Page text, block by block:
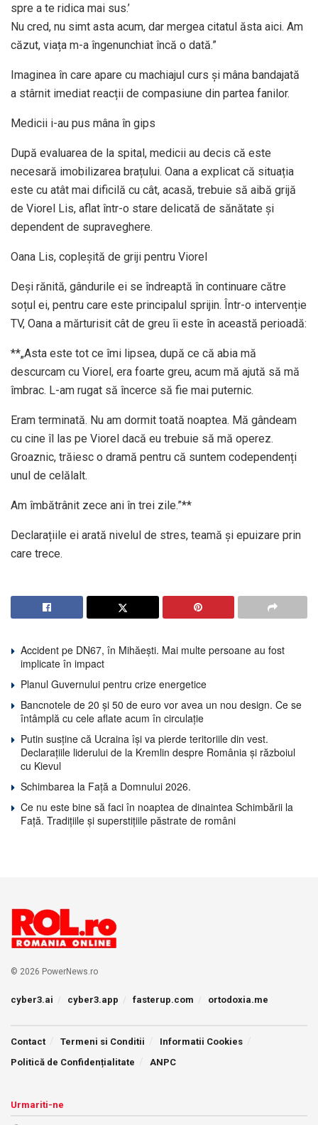
spre a te ridica mai sus.’
Nu cred, nu simt asta acum, dar mergea citatul ăsta aici. Am
căzut, viața m-a îngenunchiat încă o dată.”
Imaginea în care apare cu machiajul curs și mâna bandajată
a stârnit imediat reacții de compasiune din partea fanilor.
Medicii i-au pus mâna în gips
După evaluarea de la spital, medicii au decis că este
necesară imobilizarea brațului. Oana a explicat că situația
este cu atât mai dificilă cu cât, acasă, trebuie să aibă grijă
de Viorel Lis, aflat într-o stare delicată de sănătate și
dependent de supraveghere.
Oana Lis, copleșită de griji pentru Viorel
Deși rănită, gândurile ei se îndreaptă în continuare către
soțul ei, pentru care este principalul sprijin. Într-o intervenție
TV, Oana a mărturisit cât de greu îi este în această perioadă:
**„Asta este tot ce îmi lipsea, după ce că abia mă
descurcam cu Viorel, era foarte greu, acum mă ajută să mă
îmbrac. L-am rugat să încerce să fie mai puternic.
Eram terminată. Nu am dormit toată noaptea. Mă gândeam
cu cine îl las pe Viorel dacă eu trebuie să mă operez.
Groaznic, trăiesc o dramă pentru că suntem codependenți
unul de celălalt.
Am îmbătrânit zece ani în trei zile.”**
Declarațiile ei arată nivelul de stres, teamă și epuizare prin
care trece.
Accident pe DN67, în Mihăești. Mai multe persoane au fost
implicate în impact
Planul Guvernului pentru crize energetice
Bancnotele de 20 și 50 de euro vor avea un nou design. Ce se
întâmplă cu cele aflate acum în circulație
Putin susține că Ucraina își va pierde teritoriile din vest.
Declarațiile liderului de la Kremlin despre România și războiul
cu Kievul
Schimbarea la Față a Domnului 2026.
Ce nu este bine să faci în noaptea de dinaintea Schimbării la
Față. Tradițiile și superstițiile păstrate de români
© 2026 PowerNews.ro
cyber3.ai cyber3.app fasterup.com ortodoxia.me
Contact Termeni si Conditii
Informatii Cookies
Politică de Confidențialitate
ANPC
Urmariti-ne